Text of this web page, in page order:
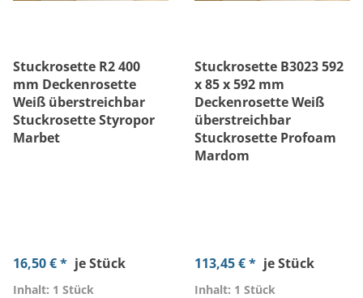
Stuckrosette R2 400
mm Deckenrosette
Weiß überstreichbar
Stuckrosette Styropor
Marbet
16,50 € * je Stück
Inhalt: 1 Stück
Stuckrosette B3023 592
x 85 x 592 mm
Deckenrosette Weiß
überstreichbar
Stuckrosette Profoam
Mardom
113,45 € * je Stück
Inhalt: 1 Stück